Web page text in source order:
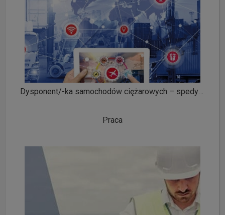
Dysponent/-ka samochodów ciężarowych – spedytor/-ka
Praca